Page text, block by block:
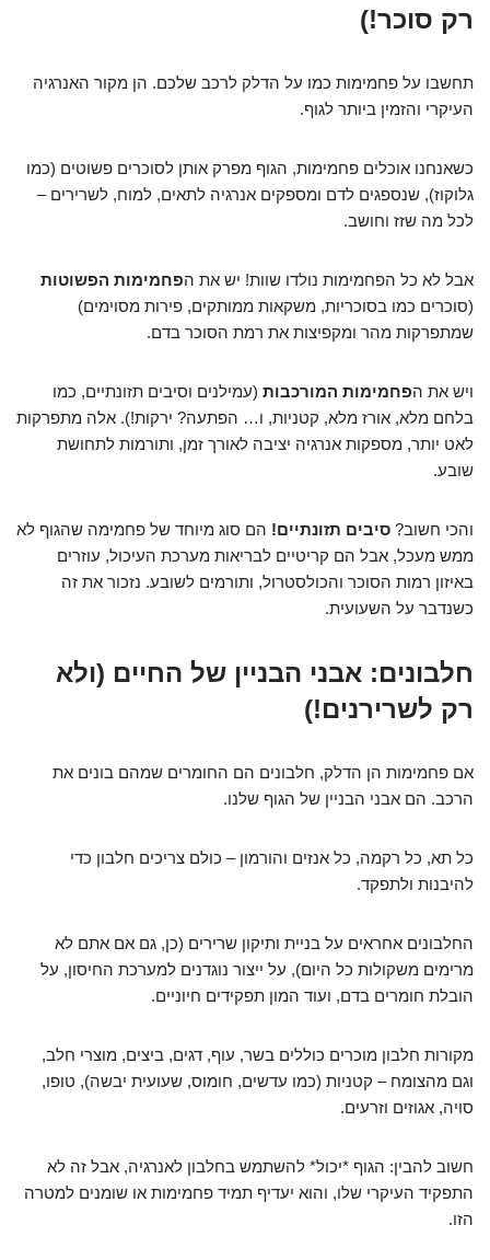
רק סוכר!)
תחשבו על פחמימות כמו על הדלק לרכב שלכם. הן מקור האנרגיה
העיקרי והזמין ביותר לגוף.
כשאנחנו אוכלים פחמימות, הגוף מפרק אותן לסוכרים פשוטים (כמו
גלוקוז), שנספגים לדם ומספקים אנרגיה לתאים, למוח, לשרירים –
לכל מה שזז וחושב.
אבל לא כל הפחמימות נולדו שוות! יש את הפחמימות הפשוטות
(סוכרים כמו בסוכריות, משקאות ממותקים, פירות מסוימים)
שמתפרקות מהר ומקפיצות את רמת הסוכר בדם.
ויש את הפחמימות המורכבות (עמילנים וסיבים תזונתיים, כמו
בלחם מלא, אורז מלא, קטניות, ו… הפתעה? ירקות!). אלה מתפרקות
לאט יותר, מספקות אנרגיה יציבה לאורך זמן, ותורמות לתחושת
שובע.
והכי חשוב? סיבים תזונתיים! הם סוג מיוחד של פחמימה שהגוף לא
ממש מעכל, אבל הם קריטיים לבריאות מערכת העיכול, עוזרים
באיזון רמות הסוכר והכולסטרול, ותורמים לשובע. נזכור את זה
כשנדבר על השעועית.
חלבונים: אבני הבניין של החיים (ולא
רק לשרירנים!)
אם פחמימות הן הדלק, חלבונים הם החומרים שמהם בונים את
הרכב. הם אבני הבניין של הגוף שלנו.
כל תא, כל רקמה, כל אנזים והורמון – כולם צריכים חלבון כדי
להיבנות ולתפקד.
החלבונים אחראים על בניית ותיקון שרירים (כן, גם אם אתם לא
מרימים משקולות כל היום), על ייצור נוגדנים למערכת החיסון, על
הובלת חומרים בדם, ועוד המון תפקידים חיוניים.
מקורות חלבון מוכרים כוללים בשר, עוף, דגים, ביצים, מוצרי חלב,
וגם מהצומח – קטניות (כמו עדשים, חומוס, שעועית יבשה), טופו,
סויה, אגוזים וזרעים.
חשוב להבין: הגוף *יכול* להשתמש בחלבון לאנרגיה, אבל זה לא
התפקיד העיקרי שלו, והוא יעדיף תמיד פחמימות או שומנים למטרה
הזו.